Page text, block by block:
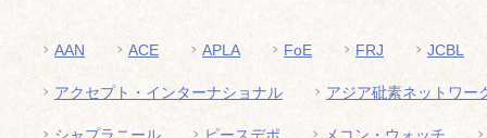
AAN ACE APLA FoE FRJ JCBL
アクセプト・インターナショナル アジア砒素ネットワー